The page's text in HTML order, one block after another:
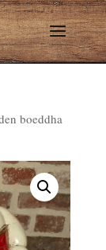
boeddha